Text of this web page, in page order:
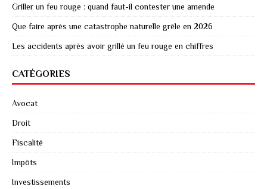
Griller un feu rouge : quand faut-il contester une amende
Que faire après une catastrophe naturelle grêle en 2026
Les accidents après avoir grillé un feu rouge en chiffres
CATÉGORIES
Avocat
Droit
Fiscalité
Impôts
Investissements